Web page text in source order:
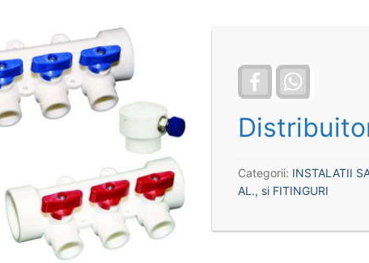
Facebook
Categorii: INSTALATII
AL., si FITINGURI